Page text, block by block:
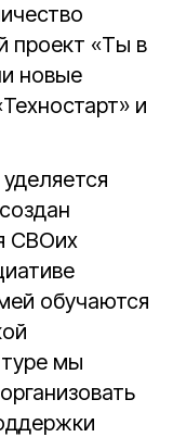
проект «Ты в
новые
и
СВОих
обучаются
мы